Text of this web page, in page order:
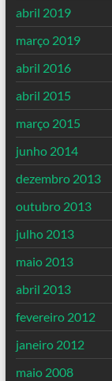
abril 2019
março 2019
abril 2016
abril 2015
março 2015
junho 2014
dezembro 2013
outubro 2013
julho 2013
maio 2013
abril 2013
fevereiro 2012
janeiro 2012
maio 2008